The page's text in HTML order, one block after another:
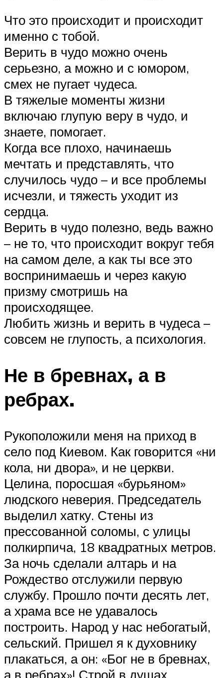
Что это происходит и происходит
именно с тобой.
Верить в чудо можно очень
серьезно, а можно и с юмором,
смех не пугает чудеса.
В тяжелые моменты жизни
включаю глупую веру в чудо, и
знаете, помогает.
Когда все плохо, начинаешь
мечтать и представлять, что
случилось чудо – и все проблемы
исчезли, и тяжесть уходит из
сердца.
Верить в чудо полезно, ведь важно
– не то, что происходит вокруг тебя
на самом деле, а как ты все это
воспринимаешь и через какую
призму смотришь на
происходящее.
Любить жизнь и верить в чудеса –
совсем не глупость, а психология.
Не в бревнах, а в
ребрах.
Рукоположили меня на приход в
село под Киевом. Как говорится «ни
кола, ни двора», и не церкви.
Целина, поросшая «бурьяном»
людского неверия. Председатель
выделил хатку. Стены из
прессованной соломы, с улицы
полкирпича, 18 квадратных метров.
За ночь сделали алтарь и на
Рождество отслужили первую
службу. Прошло почти десять лет,
а храма все не удавалось
построить. Народ у нас небогатый,
сельский. Пришел я к духовнику
плакаться, а он: «Бог не в бревнах,
а в ребрах»! Строй в душах